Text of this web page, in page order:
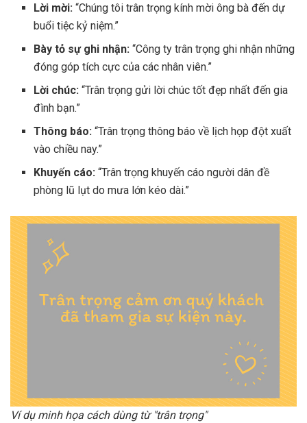
Lời mời: “Chúng tôi trân trọng kính mời ông bà đến dự
buổi tiệc kỷ niệm.”
Bày tỏ sự ghi nhận: “Công ty trân trọng ghi nhận những
đóng góp tích cực của các nhân viên.”
Lời chúc: “Trân trọng gửi lời chúc tốt đẹp nhất đến gia
đình bạn.”
Thông báo: “Trân trọng thông báo về lịch họp đột xuất
vào chiều nay.”
Khuyến cáo: “Trân trọng khuyến cáo người dân đề
phòng lũ lụt do mưa lớn kéo dài.”
Ví dụ minh họa cách dùng từ "trân trọng"